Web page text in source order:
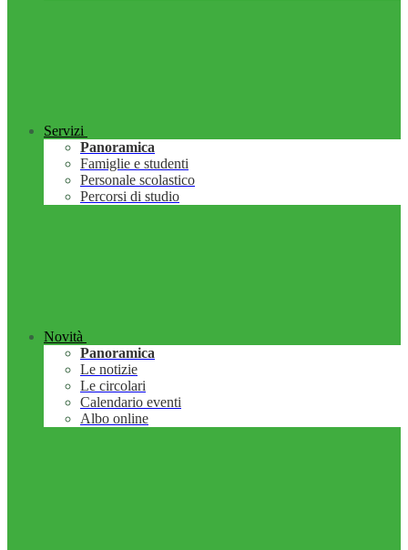
Servizi
Panoramica
Famiglie e studenti
Personale scolastico
Percorsi di studio
Novità
Panoramica
Le notizie
Le circolari
Calendario eventi
Albo online